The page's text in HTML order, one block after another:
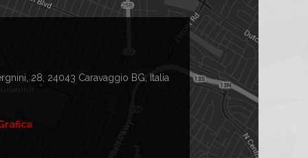
28, 24043 Caravaggio BG, Italia